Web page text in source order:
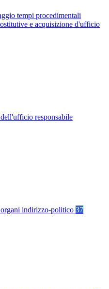
tempi procedimentali
e acquisizione d'ufficio
responsabile
indirizzo-politico 37